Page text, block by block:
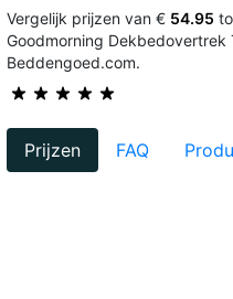
Vergelijk prijzen van € 54.95
Goodmorning
Beddengoed.com.
Prijzen FAQ